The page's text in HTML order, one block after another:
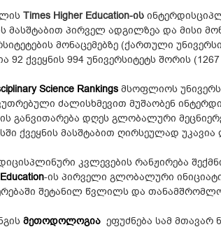
Times Higher Education-ის
მასშტაბით პირველ ადგილზეა და მისი
მონაცემებზე (ქართული
92 ქვეყნის 994 უნივერსიტეტს შორის
Science Rankings მსოფლიოს
ძალისხმევით მუშაობენ
განვითარება დღეს გლობალური
ქვეყნის მასშტაბით ღირსეულად უკავია
კვლევების რანჟირება
-ის პირველი გლობალური
შეტანილ წვლილს და
მეთოდოლოგია ეფუძნება სამ მთავარ